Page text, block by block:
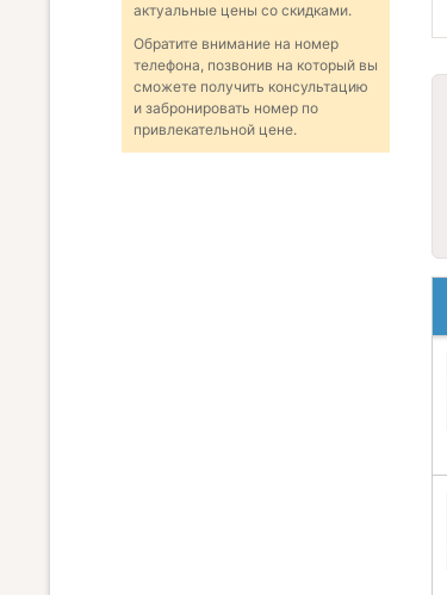
актуальные цены со скидками.
Обратите внимание на номер
телефона, позвонив на который вы
сможете получить консультацию
и забронировать номер по
привлекательной цене.